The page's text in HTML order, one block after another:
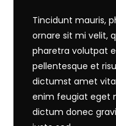
Tincidunt mauris,
ornare sit mi velit,
pharetra volutpat
pellentesque et
dictumst amet
enim feugiat eget
dictum donec